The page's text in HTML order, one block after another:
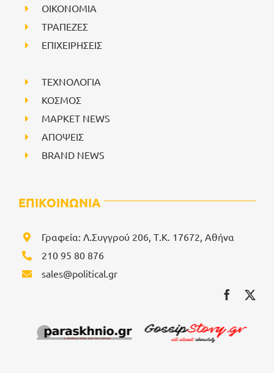
ΟΙΚΟΝΟΜΙΑ
ΤΡΑΠΕΖΕΣ
ΕΠΙΧΕΙΡΗΣΕΙΣ
ΤΕΧΝΟΛΟΓΙΑ
ΚΟΣΜΟΣ
ΜΑΡΚΕΤ NEWS
ΑΠΟΨΕΙΣ
BRAND NEWS
ΕΠΙΚΟΙΝΩΝΙΑ
Γραφεία: Λ.Συγγρού 206, Τ.Κ. 17672, Αθήνα
210 95 80 876
sales@political.gr